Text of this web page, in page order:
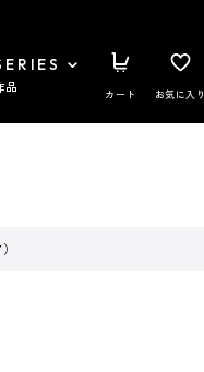
品 カート お気に入り